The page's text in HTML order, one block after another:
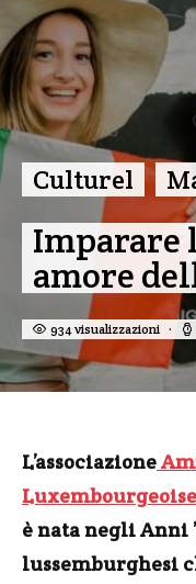
Culturel
Imparare
amore
934 visualizzazioni
L’associazione
è nata negli Anni
lussemburghesi